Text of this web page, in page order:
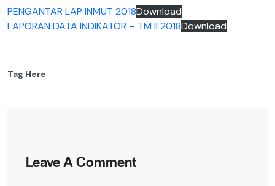
PENGANTAR LAP INMUT 2018Download
LAPORAN DATA INDIKATOR – TM II 2018Download
Tag Here
Leave A Comment